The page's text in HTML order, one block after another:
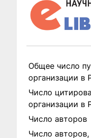
Общее число
организации в
Число
организации в
Число авторов
Число